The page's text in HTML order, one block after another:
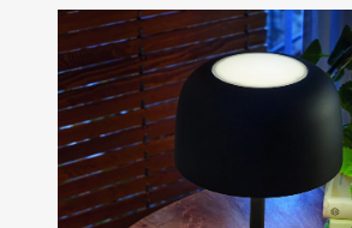
Skip
to
the
end
of
the
images